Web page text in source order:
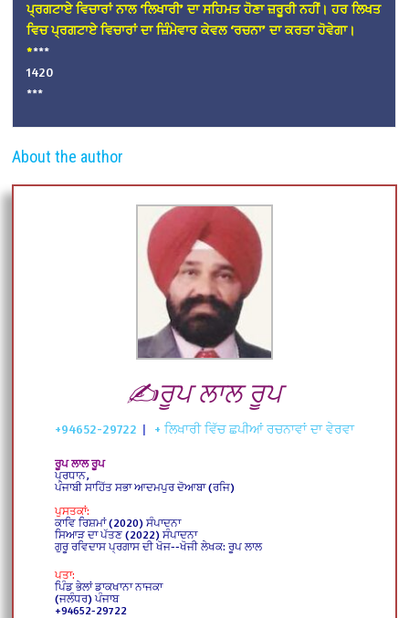
ਪ੍ਰਗਟਾਏ ਵਿਚਾਰਾਂ ਨਾਲ ‘ਲਿਖਾਰੀ’ ਦਾ ਸਹਿਮਤ ਹੋਣਾ ਜ਼ਰੂਰੀ ਨਹੀਂ। ਹਰ ਲਿਖਤ
ਵਿਚ ਪ੍ਰਗਟਾਏ ਵਿਚਾਰਾਂ ਦਾ ਜ਼ਿੰਮੇਵਾਰ ਕੇਵਲ ‘ਰਚਨਾ’ ਦਾ ਕਰਤਾ ਹੋਵੇਗਾ।
****
1420
***
About the author
✍️ਰੂਪ ਲਾਲ ਰੂਪ
+94652-29722 | + ਲਿਖਾਰੀ ਵਿੱਚ ਛਪੀਆਂ ਰਚਨਾਵਾਂ ਦਾ ਵੇਰਵਾ
ਰੂਪ ਲਾਲ ਰੂਪ
ਪ੍ਰਧਾਨ,
ਪੰਜਾਬੀ ਸਾਹਿੱਤ ਸਭਾ ਆਦਮਪੁਰ ਦੋਆਬਾ (ਰਜਿ)
ਪੁਸਤਕਾਂ:
ਕਾਵਿ ਰਿਸ਼ਮਾਂ (2020) ਸੰਪਾਦਨਾ
ਸਿਆੜ ਦਾ ਪੱਤਣ (2022) ਸੰਪਾਦਨਾ
ਗੁਰੂ ਰਵਿਦਾਸ ਪ੍ਰਗਾਸ ਦੀ ਖੋਜ--ਖੋਜੀ ਲੇਖਕ: ਰੂਪ ਲਾਲ
ਪਤਾ:
ਪਿੰਡ ਭੇਲਾਂ ਡਾਕਖਾਨਾ ਨਾਜਕਾ
(ਜਲੰਧਰ) ਪੰਜਾਬ
+94652-29722